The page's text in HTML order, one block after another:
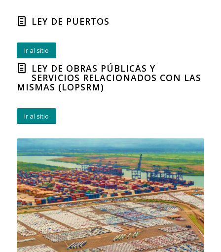
LEY DE PUERTOS
Ir al sitio
LEY DE OBRAS PÚBLICAS Y
SERVICIOS RELACIONADOS CON LAS
MISMAS (LOPSRM)
Ir al sitio